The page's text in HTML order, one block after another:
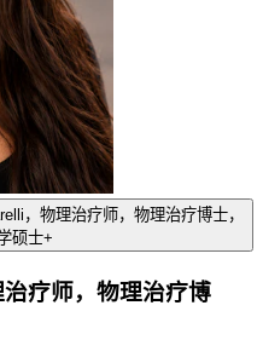
，物理治疗师，物理治疗博士，
硕士+
疗师，物理治疗博